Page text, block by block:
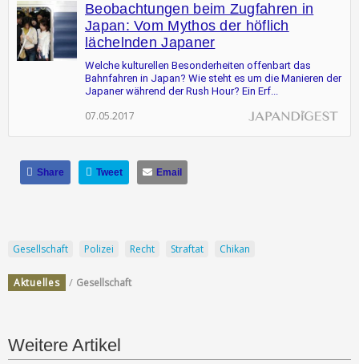
Beobachtungen beim Zugfahren in
Japan: Vom Mythos der höflich
lächelnden Japaner
Welche kulturellen Besonderheiten offenbart das
Bahnfahren in Japan? Wie steht es um die Manieren der
Japaner während der Rush Hour? Ein Erf...
07.05.2017
Share Tweet Email
Gesellschaft Polizei Recht Straftat Chikan
Aktuelles / Gesellschaft
Weitere Artikel